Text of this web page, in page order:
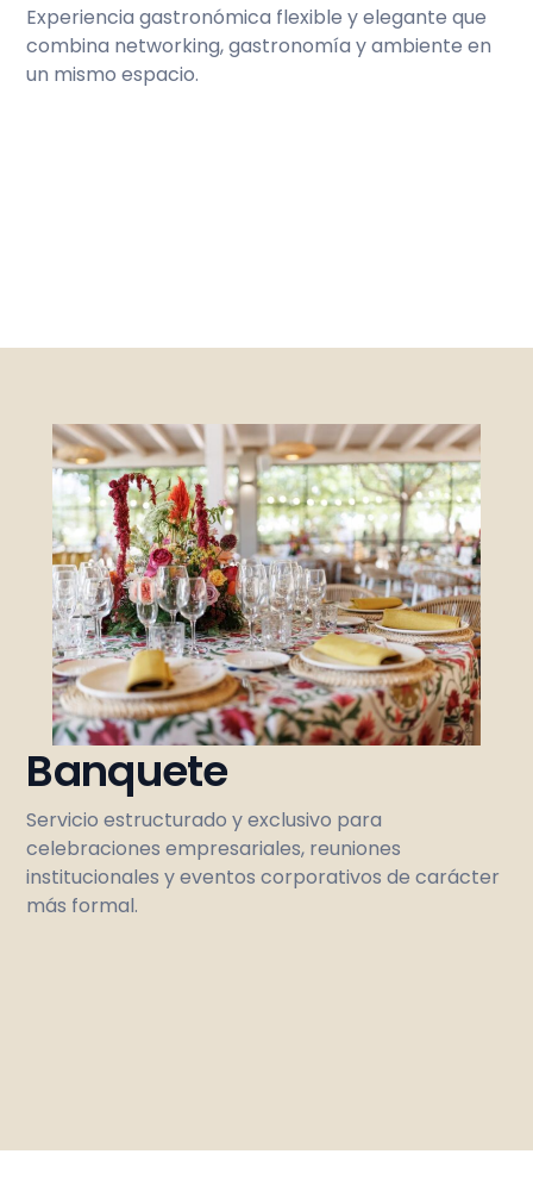
Experiencia gastronómica flexible y elegante que
combina networking, gastronomía y ambiente en
un mismo espacio.
Banquete
Servicio estructurado y exclusivo para
celebraciones empresariales, reuniones
institucionales y eventos corporativos de carácter
más formal.